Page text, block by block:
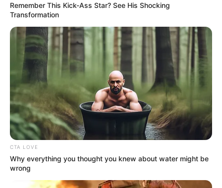
(foto: instagram/gmarthagraciela)
8. PelantunBeginner
ini ternyata suka banget dengan
sayuran lho
Remember This Kick-Ass Star? See His Shocking
Transformation
CTA LOVE
Why everything you thought you knew about water might be
wrong